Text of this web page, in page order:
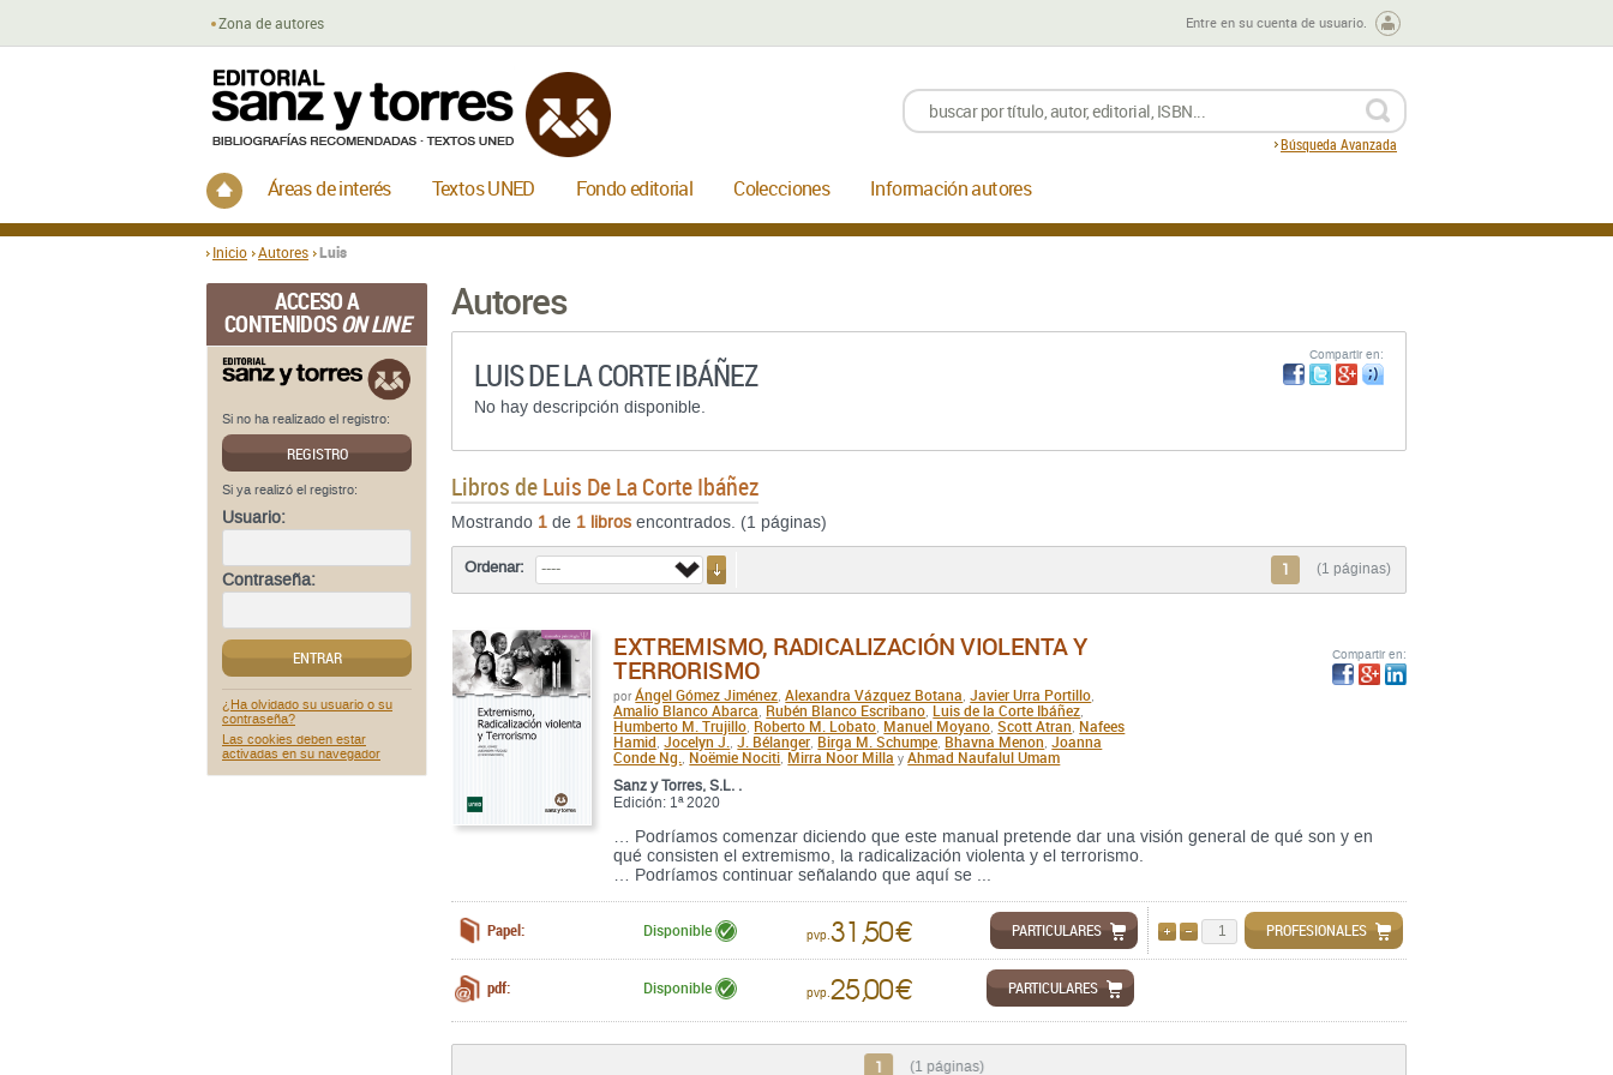
Inicio Autores Luis
Entre en su cuenta de usuario.
Búsqueda Avanzada
Inicio
Áreas de interés Textos UNED Fondo editorial Colecciones Información autores
Zona de autores
ACCESO A
CONTENIDOSON LINE
Si no ha realizado el registro:
REGISTRO
Si ya realizó el registro:
Usuario:
Contraseña:
ENTRAR
¿Ha olvidado su usuario o su
contraseña?
Las cookies deben estar
activadas en su navegador
Autores
LUIS DE LA CORTE IBÁÑEZ
Compartir en:
No hay descripción disponible.
Libros deLuis De La Corte Ibáñez
Mostrando 1 de 1 libros encontrados. (1 páginas)
Ordenar: 1 (1 páginas)
EXTREMISMO, RADICALIZACIÓN VIOLENTA Y
TERRORISMO
por Ángel Gómez Jiménez Alexandra Vázquez Botana Javier Urra Portillo
Amalio Blanco Abarca Rubén Blanco Escribano Luis de la Corte Ibáñez
Humberto M. Trujillo Roberto M. Lobato Manuel Moyano ,Scott Atran Nafees
Hamid Jocelyn J. J. Bélanger Birga M. Schumpe Bhavna Menon Joanna
Conde Ng. Noëmie Nociti Mirra Noor Milla y Ahmad Naufalul Umam
Sanz y Torres, S.L. .
Edición: 1ª 2020
… Podríamos comenzar diciendo que este manual pretende dar una visión general de qué son y en
qué consisten el extremismo, la radicalización violenta y el terrorismo.
… Podríamos continuar señalando que aquí se ...
Compartir en:
Papel: Disponible pvp.31,50 € AÑADIRQUITAR
PROFESIONALES
PARTICULARES
pdf: Disponible pvp. 25,00 € PARTICULARES
1 (1 páginas)